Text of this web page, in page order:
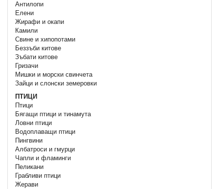
Антилопи
Елени
Жирафи и окапи
Камили
Свине и хипопотами
Беззъби китове
Зъбати китове
Гризачи
Мишки и морски свинчета
Зайци и слонски земеровки
ПТИЦИ
Птици
Бягащи птици и тинамута
Ловни птици
Водоплаващи птици
Пингвини
Албатроси и гмурци
Чапли и фламинги
Пеликани
Грабливи птици
Жерави